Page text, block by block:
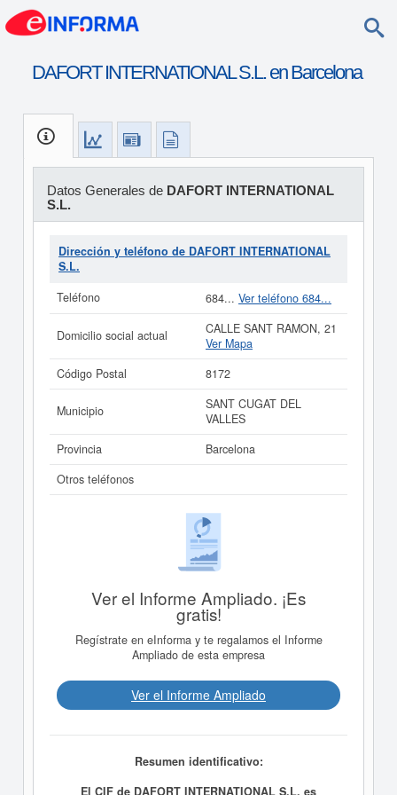
DAFORT INTERNATIONAL S.L. en Barcelona
Datos Generales de DAFORT INTERNATIONAL
S.L.
Dirección y teléfono de DAFORT INTERNATIONAL
S.L.
Teléfono
684... Ver teléfono 684...
Domicilio social actual
CALLE SANT RAMON, 21
Ver Mapa
Código Postal
8172
Municipio
SANT CUGAT DEL
VALLES
Provincia
Barcelona
Otros teléfonos
Ver el Informe Ampliado. ¡Es
gratis!
Regístrate en eInforma y te regalamos el Informe
Ampliado de esta empresa
Ver el Informe Ampliado
Resumen identificativo:
El CIF de DAFORT INTERNATIONAL S.L. es